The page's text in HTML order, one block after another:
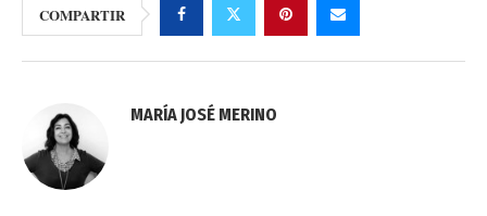
COMPARTIR
MARÍA JOSÉ MERINO